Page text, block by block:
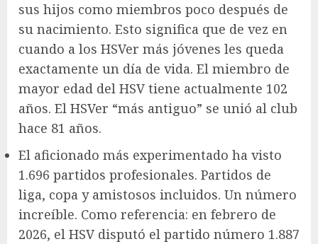
sus hijos como miembros poco después de
su nacimiento. Esto significa que de vez en
cuando a los HSVer más jóvenes les queda
exactamente un día de vida. El miembro de
mayor edad del HSV tiene actualmente 102
años. El HSVer “más antiguo” se unió al club
hace 81 años.
El aficionado más experimentado ha visto
1.696 partidos profesionales. Partidos de
liga, copa y amistosos incluidos. Un número
increíble. Como referencia: en febrero de
2026, el HSV disputó el partido número 1.887